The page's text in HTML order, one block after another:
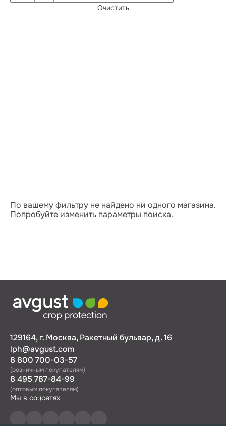
Очистить
По вашему фильтру не найдено ни одного магазина.
Попробуйте изменить параметры поиска.
129164, г. Москва, Ракетный бульвар, д. 16
lph@avgust.com
8 800 700-03-57
(розничным покупателям)
8 495 787-84-99
(оптовым покупателям)
Мы в соцсетях